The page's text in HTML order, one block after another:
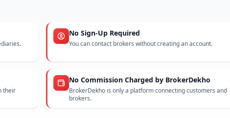
No Sign-Up Required
You can contact brokers without creating an account.
their
No Commission Charged by BrokerDekho
BrokerDekho is only a platform connecting customers and
brokers.